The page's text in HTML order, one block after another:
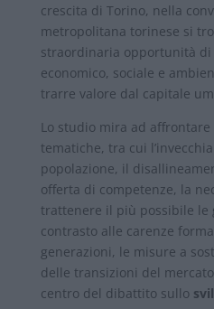
crescita di Torino, nella
metropolitana torinese si
straordinaria opportunità
economico, sociale e
trarre valore dal capitale
Lo studio mira ad
tematiche, tra cui
popolazione, il
offerta di competenze, la
trattenere il più possibile le
contrasto alle carenze
generazioni, le misure a
delle transizioni del
centro del dibattito sullo